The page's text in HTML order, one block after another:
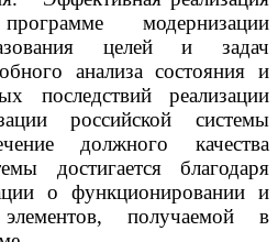
модернизации
целей и задач
анализа состояния и
последствий реализации
российской системы
должного качества
достигается благодаря
о функционировании и
получаемой в